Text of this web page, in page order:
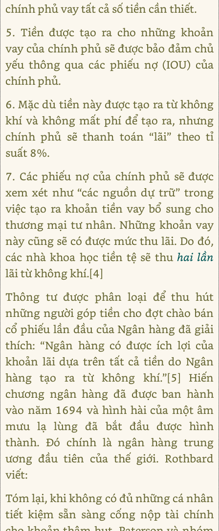
chính phủ vay tất cả số tiền cần thiết.
5. Tiền được tạo ra cho những khoản
vay của chính phủ sẽ được bảo đảm chủ
yếu thông qua các phiếu nợ (IOU) của
chính phủ.
6. Mặc dù tiền này được tạo ra từ không
khí và không mất phí để tạo ra, nhưng
chính phủ sẽ thanh toán “lãi” theo tỉ
suất 8%.
7. Các phiếu nợ của chính phủ sẽ được
xem xét như “các nguồn dự trữ” trong
việc tạo ra khoản tiền vay bổ sung cho
thương mại tư nhân. Những khoản vay
này cũng sẽ có được mức thu lãi. Do đó,
các nhà khoa học tiền tệ sẽ thu hai lần
lãi từ không khí.[4]
Thông tư được phân loại để thu hút
những người góp tiền cho đợt chào bán
cổ phiếu lần đầu của Ngân hàng đã giải
thích: “Ngân hàng có được ích lợi của
khoản lãi dựa trên tất cả tiền do Ngân
hàng tạo ra từ không khí.”[5] Hiến
chương ngân hàng đã được ban hành
vào năm 1694 và hình hài của một âm
mưu lạ lùng đã bắt đầu được hình
thành. Đó chính là ngân hàng trung
ương đầu tiên của thế giới. Rothbard
viết:
Tóm lại, khi không có đủ những cá nhân
tiết kiệm sẵn sàng cống nộp tài chính